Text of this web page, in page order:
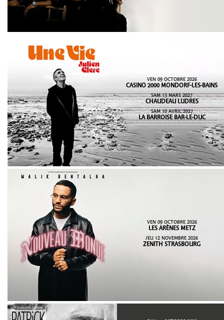
VEN 09 OCTOBRE 2026
CASINO 2000 MONDORF-LES-BAINS
SAM 13 MARS 2027
CHAUDEAU LUDRES
SAM 10 AVRIL 2027
LA BARROISE BAR-LE-DUC
VEN 09 OCTOBRE 2026
LES ARÈNES METZ
JEU 12 NOVEMBRE 2026
ZENITH STRASBOURG